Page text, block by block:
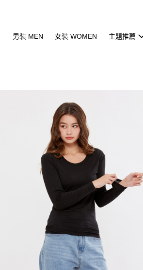
男裝 MEN 女裝 WOMEN 主題推薦